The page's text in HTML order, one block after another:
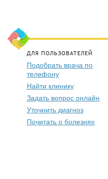
ДЛЯ ПОЛЬЗОВАТЕЛЕЙ
Подобрать врача по
телефону
Найти клинику
Задать вопрос онлайн
Уточнить диагноз
Почитать о болезнях